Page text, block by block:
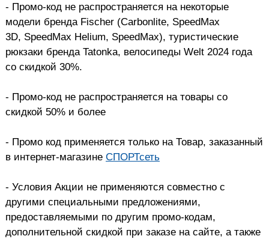
- Промо-код не распространяется на некоторые
модели бренда Fischer (Carbonlite, SpeedMax
3D, SpeedMax Helium, SpeedMax), туристические
рюкзаки бренда Tatonka, велосипеды Welt 2024 года
со скидкой 30%.
- Промо-код не распространяется на товары со
скидкой 50% и более
- Промо код применяется только на Товар, заказанный
в интернет-магазине СПОРТсеть
- Условия Акции не применяются совместно с
другими специальными предложениями,
предоставляемыми по другим промо-кодам,
дополнительной скидкой при заказе на сайте, а также